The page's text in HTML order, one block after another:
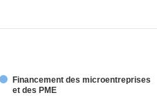
Financement des microentreprises
et des PME